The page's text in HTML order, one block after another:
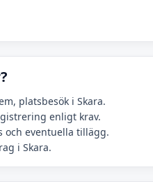
platsbesök i Skara.
enligt krav.
och eventuella tillägg.
i Skara.